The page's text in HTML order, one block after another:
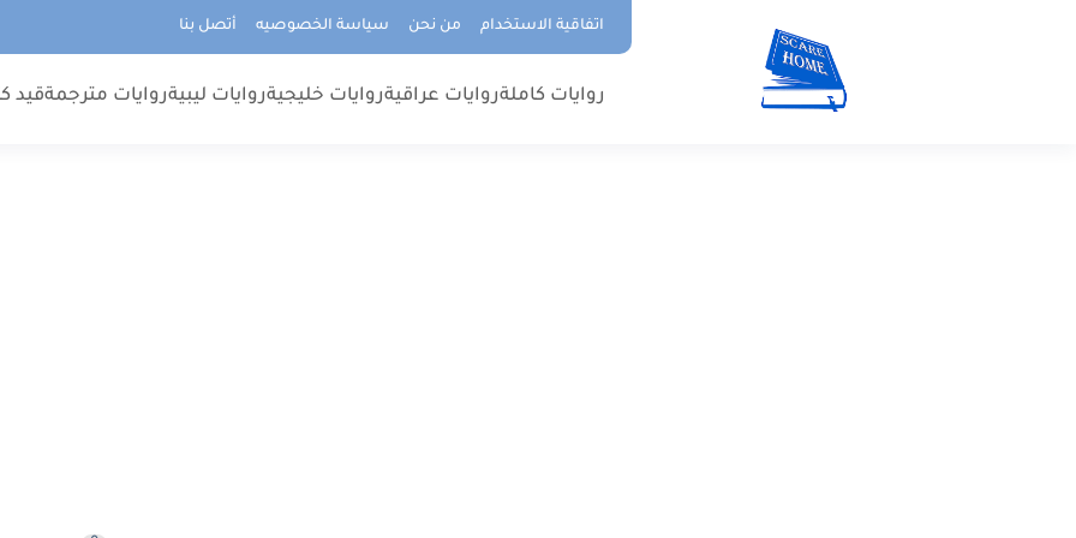
اتفاقية الاستخدام من نحن سياسة الخصوصيه أتصل بنا
روايات كاملةروايات عراقيةروايات خليجيةروايات ليبيةروايات مترجمةقيد